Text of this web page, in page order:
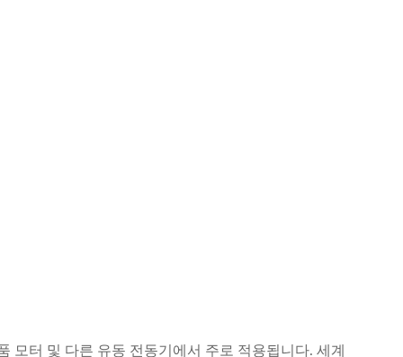
모터 및 다른 유동 전동기에서 주로 적용됩니다. 세계